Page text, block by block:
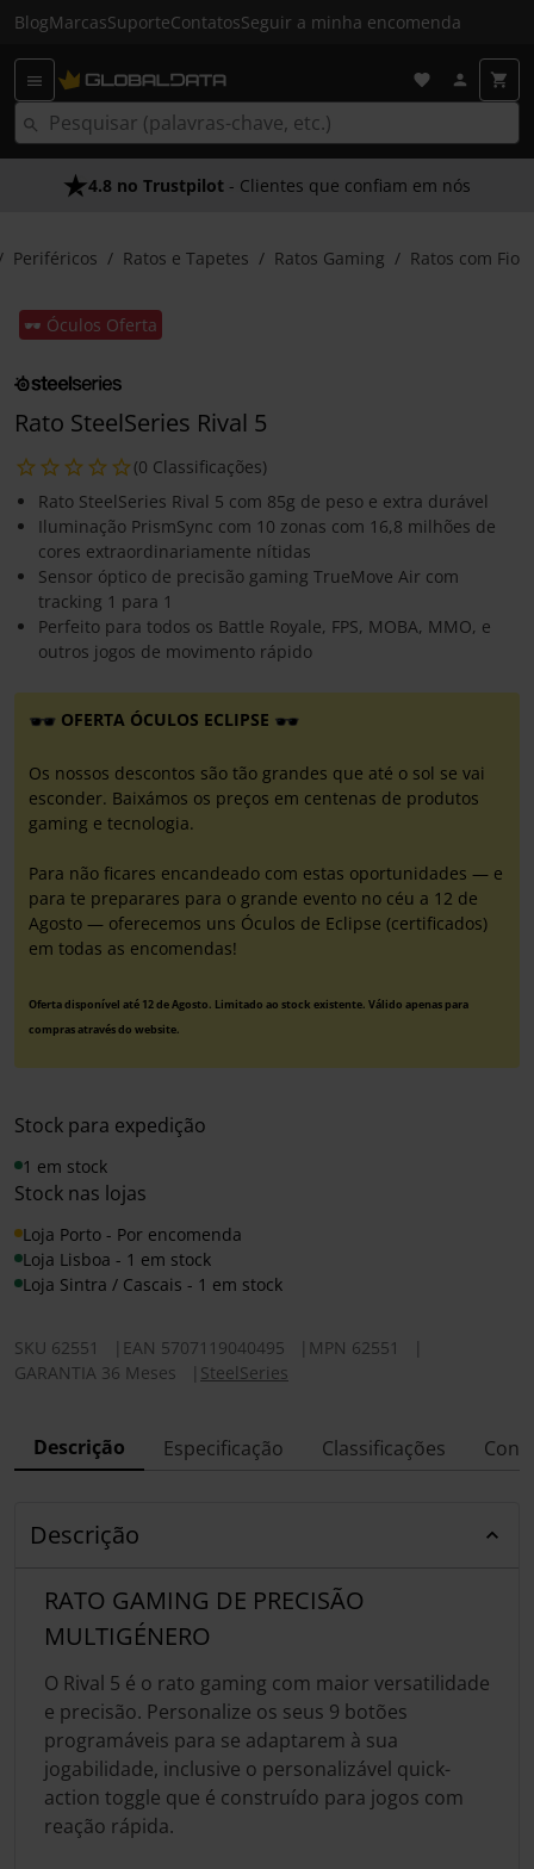
BlogMarcasSuporteContatosSeguir a minha encomenda
4.8 no Trustpilot - Clientes que confiam em nós
Periféricos Ratos e Tapetes Ratos Gaming Ratos com Fio
🕶️ Óculos Oferta
Rato SteelSeries Rival 5
(0 Classificações)
Rato SteelSeries Rival 5 com 85g de peso e extra durável
Iluminação PrismSync com 10 zonas com 16,8 milhões de
cores extraordinariamente nítidas
Sensor óptico de precisão gaming TrueMove Air com
tracking 1 para 1
Perfeito para todos os Battle Royale, FPS, MOBA, MMO, e
outros jogos de movimento rápido
OFERTA ÓCULOS ECLIPSE
Os nossos descontos são tão grandes que até o sol se vai
esconder. Baixámos os preços em centenas de produtos
gaming e tecnologia.
Para não ficares encandeado com estas oportunidades — e
para te preparares para o grande evento no céu a 12 de
Agosto — oferecemos uns Óculos de Eclipse (certificados)
em todas as encomendas!
Oferta disponível até 12 de Agosto. Limitado ao stock existente. Válido apenas para
compras através do website.
Stock para expedição
1 em stock
Stock nas lojas
Loja Porto - Por encomenda
Loja Lisboa - 1 em stock
Loja Sintra / Cascais - 1 em stock
SKU 62551 EAN 5707119040495 MPN 62551
GARANTIA 36 Meses
SteelSeries
Descrição Especificação Classificações
Descrição
RATO GAMING DE PRECISÃO
MULTIGÉNERO
O Rival 5 é o rato gaming com maior versatilidade
e precisão. Personalize os seus 9 botões
programáveis para se adaptarem à sua
jogabilidade, inclusive o personalizável quick-
action toggle que é construído para jogos com
reação rápida.